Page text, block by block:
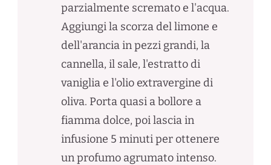
parzialmente scremato e l'acqua.
Aggiungi la scorza del limone e
dell'arancia in pezzi grandi, la
cannella, il sale, l'estratto di
vaniglia e l'olio extravergine di
oliva. Porta quasi a bollore a
fiamma dolce, poi lascia in
infusione 5 minuti per ottenere
un profumo agrumato intenso.